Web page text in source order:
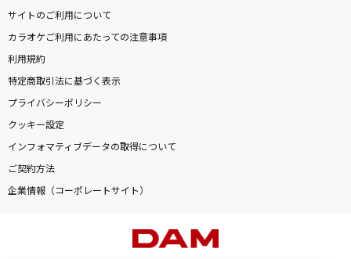
サイトのご利用について
カラオケご利用にあたっての注意事項
利用規約
特定商取引法に基づく表示
プライバシーポリシー
クッキー設定
インフォマティブデータの取得について
ご契約方法
企業情報（コーポレートサイト）